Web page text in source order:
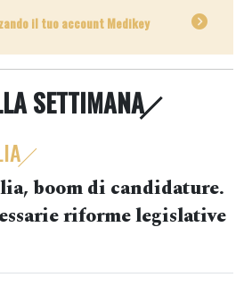
il tuo account Medikey
SETTIMANA
boom di candidature.
riforme legislative